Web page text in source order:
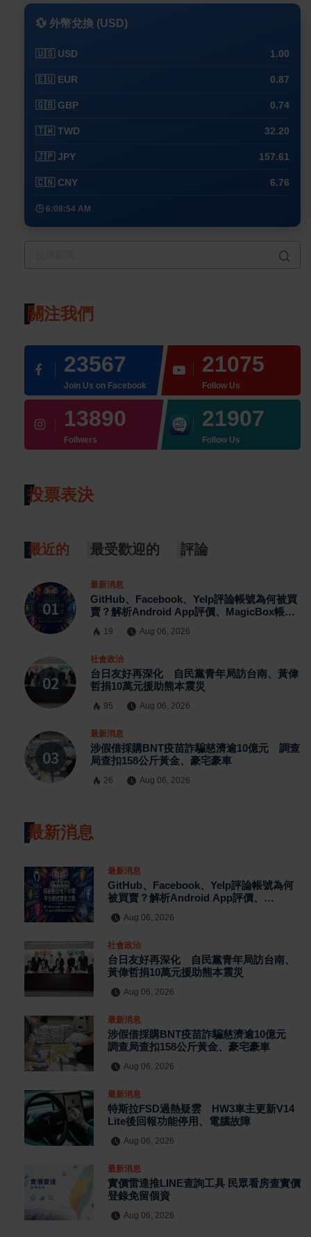
💱 外幣兌換 (USD)
🇺🇸 USD 1.00
🇪🇺 EUR 0.87
🇬🇧 GBP 0.74
🇹🇼 TWD 32.20
🇯🇵 JPY 157.61
🇨🇳 CNY 6.76
🕒 6:08:54 AM
關注我們
23567
Join Us on Facebook
21075
Follow Us
13890
Follwers
21907
Follow Us
投票表決
最近的 最受歡迎的 評論
最新消息
GitHub、Facebook、Yelp評論帳號為何被買
賣？解析Android App評價、MagicBox帳號
信任危機
19 Aug 06, 2026
社會政治
台日友好再深化 自民黨青年局訪台南、黃偉
哲捐10萬元援助熊本震災
95 Aug 06, 2026
最新消息
涉假借採購BNT疫苗詐騙慈濟逾10億元 調查
局查扣158公斤黃金、豪宅豪車
26 Aug 06, 2026
最新消息
最新消息
GitHub、Facebook、Yelp評論帳號為何
被買賣？解析Android App評價、
防刷機制背後的數位信任危機
Aug 06, 2026
社會政治
台日友好再深化 自民黨青年局訪台南、
黃偉哲捐10萬元援助熊本震災
Aug 06, 2026
最新消息
涉假借採購BNT疫苗詐騙慈濟逾10億元
調查局查扣158公斤黃金、豪宅豪車
Aug 06, 2026
最新消息
特斯拉FSD過熱疑雲 HW3車主更新V14
Lite後回報功能停用、電腦故障
Aug 06, 2026
最新消息
實價雷達推LINE查詢工具 民眾看房查實價
登錄免留個資
Aug 06, 2026